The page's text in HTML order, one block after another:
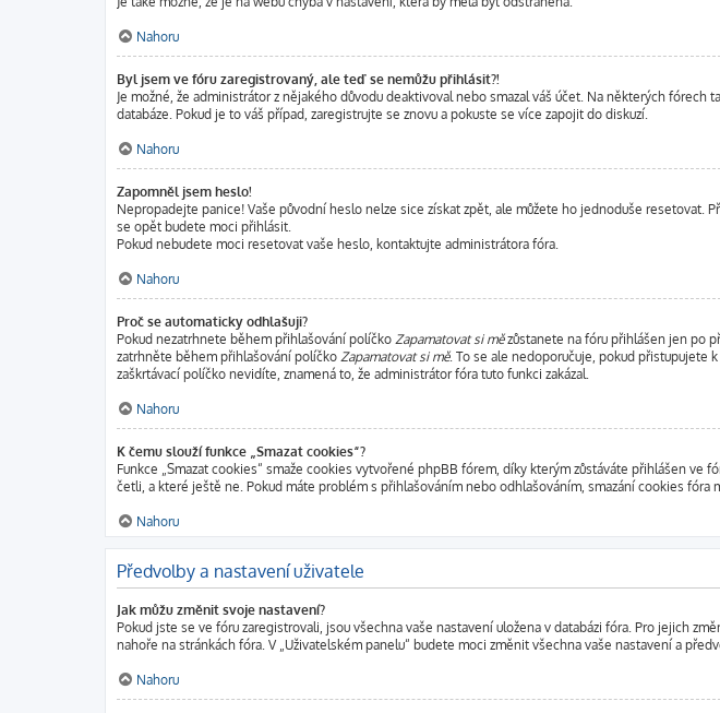
Nahoru
Byl jsem ve fóru zaregistrovaný, ale teď se nemůžu přihlásit?!
Je možné, že administrátor z nějakého důvodu deaktivoval nebo smazal váš účet. Na některých
databáze. Pokud je to váš případ, zaregistrujte se znovu a pokuste se více zapojit do diskuzí.
Nahoru
Zapomněl jsem heslo!
Nepropadejte panice! Vaše původní heslo nelze sice získat zpět, ale můžete ho jednoduše resetovat.
se opět budete moci přihlásit.
Pokud nebudete moci resetovat vaše heslo, kontaktujte administrátora fóra.
Nahoru
Proč se automaticky odhlašuji?
Pokud nezatrhnete během přihlašování políčko Zapamatovat si mězůstanete na fóru přihlášen jen po
zatrhněte během přihlašování políčko Zapamatovat si mě. To se ale nedoporučuje, pokud přistupujete
zaškrtávací políčko nevidíte, znamená to, že administrátor fóra tuto funkci zakázal.
Nahoru
K čemu slouží funkce „Smazat cookies“?
Funkce „Smazat cookies“ smaže cookies vytvořené phpBB fórem, díky kterým zůstáváte přihlášen
četli, a které ještě ne. Pokud máte problém s přihlašováním nebo odhlašováním, smazání cookies fóra
Nahoru
Předvolby a nastavení uživatele
Jak můžu změnit svoje nastavení?
Pokud jste se ve fóru zaregistrovali, jsou všechna vaše nastavení uložena v databázi fóra. Pro jejich
nahoře na stránkách fóra. V „Uživatelském panelu“ budete moci změnit všechna vaše nastavení a
Nahoru